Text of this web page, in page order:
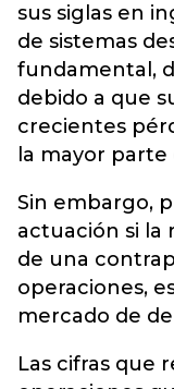
sus siglas en
de sistemas
fundamental,
debido a que
crecientes
la mayor
Sin embargo,
actuación si la
de una
operaciones,
mercado de
Las cifras que